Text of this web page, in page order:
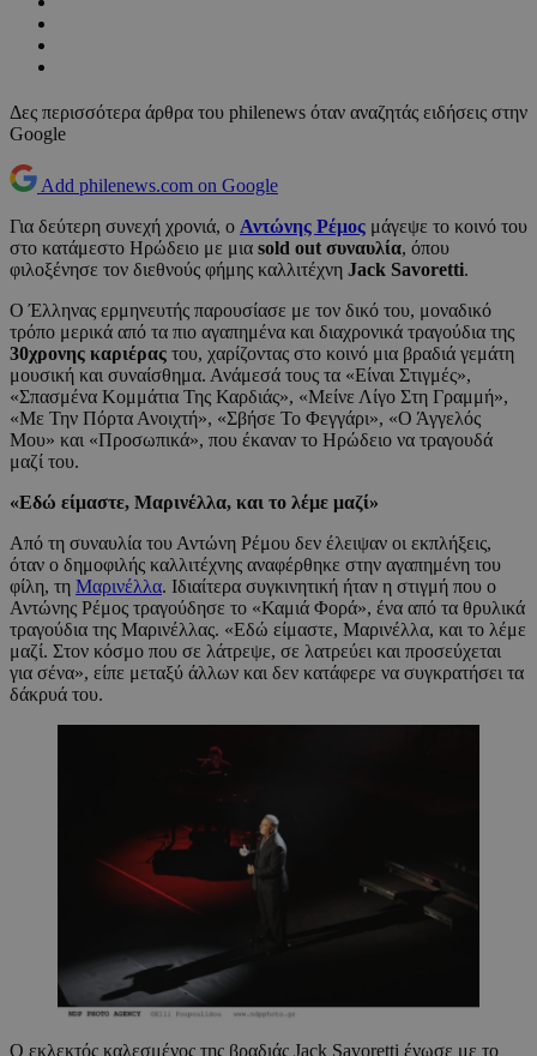
Δες περισσότερα άρθρα του philenews όταν αναζητάς ειδήσεις στην
Google
Add philenews.com on Google
Για δεύτερη συνεχή χρονιά, ο Αντώνης Ρέμος μάγεψε το κοινό του
στο κατάμεστο Ηρώδειο με μια sold out συναυλία, όπου
φιλοξένησε τον διεθνούς φήμης καλλιτέχνη Jack Savoretti.
Ο Έλληνας ερμηνευτής παρουσίασε με τον δικό του, μοναδικό
τρόπο μερικά από τα πιο αγαπημένα και διαχρονικά τραγούδια της
30χρονης καριέρας του, χαρίζοντας στο κοινό μια βραδιά γεμάτη
μουσική και συναίσθημα. Ανάμεσά τους τα «Είναι Στιγμές»,
«Σπασμένα Κομμάτια Της Καρδιάς», «Μείνε Λίγο Στη Γραμμή»,
«Με Την Πόρτα Ανοιχτή», «Σβήσε Το Φεγγάρι», «Ο Άγγελός
Μου» και «Προσωπικά», που έκαναν το Ηρώδειο να τραγουδά
μαζί του.
«Εδώ είμαστε, Μαρινέλλα, και το λέμε μαζί»
Από τη συναυλία του Αντώνη Ρέμου δεν έλειψαν οι εκπλήξεις,
όταν ο δημοφιλής καλλιτέχνης αναφέρθηκε στην αγαπημένη του
φίλη, τη Μαρινέλλα. Ιδιαίτερα συγκινητική ήταν η στιγμή που ο
Αντώνης Ρέμος τραγούδησε το «Καμιά Φορά», ένα από τα θρυλικά
τραγούδια της Μαρινέλλας. «Εδώ είμαστε, Μαρινέλλα, και το λέμε
μαζί. Στον κόσμο που σε λάτρεψε, σε λατρεύει και προσεύχεται
για σένα», είπε μεταξύ άλλων και δεν κατάφερε να συγκρατήσει τα
δάκρυά του.
Ο εκλεκτός καλεσμένος της βραδιάς Jack Savoretti ένωσε με το